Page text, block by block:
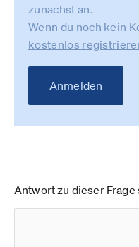
zunächst an.
Wenn du noch kein
kostenlos
Anmelden
Antwort zu dieser